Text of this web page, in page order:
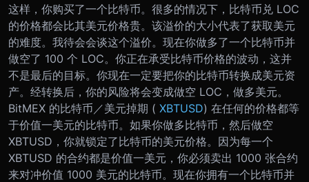
这样，你购买了一个比特币。 很多的情况下，比特币兑 LOC
的价格都会比其美元价格贵。该溢价的大小代表了获取美元
的难度。我待会会谈这个溢价。 现在你做多了一个比特币并
做空了 100 个 LOC。你正在承受比特币价格的波动，这并
不是最后的目标。你现在一定要把你的比特币转换成美元资
产。经转换后，你的风险将会变成做空 LOC，做多美元。
BitMEX 的比特币／美元掉期 ( XBTUSD) 在任何的价格都等
于价值一美元的比特币。如果你做多比特币，然后做空
XBTUSD，你就锁定了比特币的美元价格。因为每一个
XBTUSD 的合约都是价值一美元，你必须卖出 1000 张合约
来对冲价值 1000 美元的比特币。 现在你拥有一个比特币并